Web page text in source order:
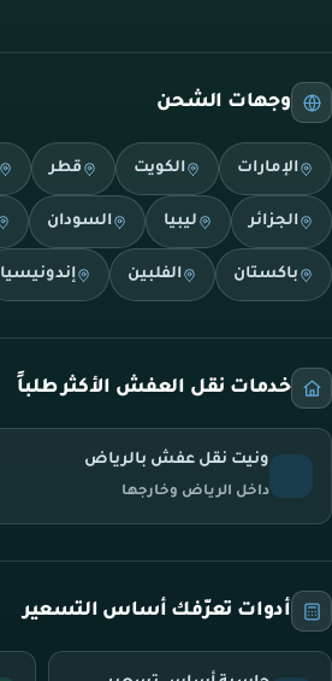
وجهات الشحن
الإمارات الكويت قطر
الجزائر ليبيا السودان
باكستان الفلبين إندونيسيا
خدمات نقل العفش الأكثر طلباً
ونيت نقل عفش بالرياض
داخل الرياض وخارجها
أدوات تعرّفك أساس التسعير